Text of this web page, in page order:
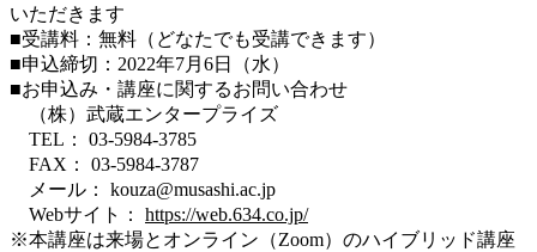
いただきます
■受講料：無料（どなたでも受講できます）
■申込締切：2022年7月6日（水）
■お申込み・講座に関するお問い合わせ
（株）武蔵エンタープライズ
TEL： 03-5984-3785
FAX： 03-5984-3787
メール： kouza@musashi.ac.jp
Webサイト： https://web.634.co.jp/
※本講座は来場とオンライン（Zoom）のハイブリッド講座